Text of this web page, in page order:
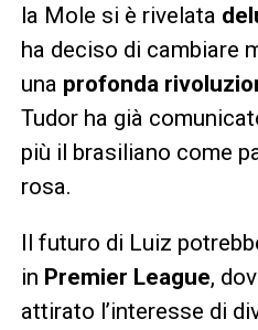
la Mole si è rivelata
ha deciso di cambiare
una profonda
Tudor ha già
più il brasiliano come
rosa.
Il futuro di Luiz
in Premier League,
attirato l’interesse di